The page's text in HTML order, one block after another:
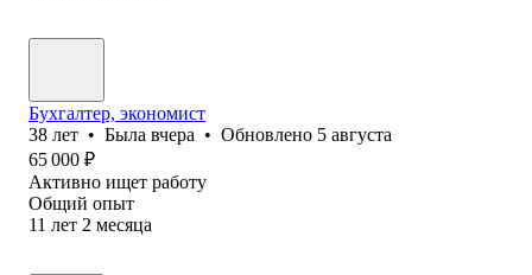
Бухгалтер, экономист
38 лет • Была вчера • Обновлено 5 августа
65 000 ₽
Активно ищет работу
Общий опыт
11 лет 2 месяца